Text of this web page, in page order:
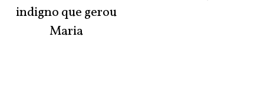
indigno que gerou
Maria